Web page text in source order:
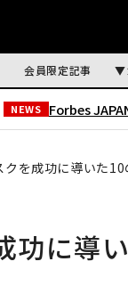
会員限定記事
NEWS Forbes
クを成功に導いた
功に導